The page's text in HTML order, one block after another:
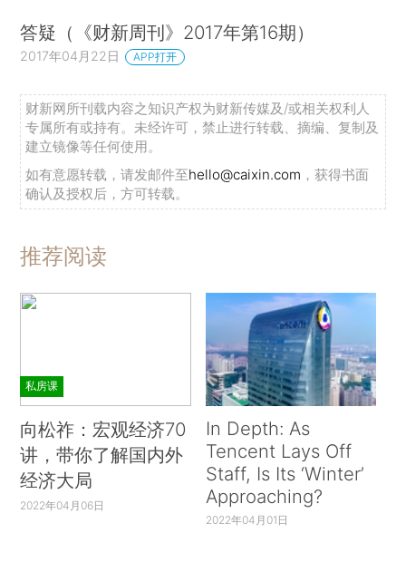
答疑（《财新周刊》2017年第16期）
2017年04月22日 APP打开
财新网所刊载内容之知识产权为财新传媒及/或相关权利人
专属所有或持有。未经许可，禁止进行转载、摘编、复制及
建立镜像等任何使用。
如有意愿转载，请发邮件至hello@caixin.com ，获得书面
确认及授权后，方可转载。
推荐阅读
私房课
向松祚：宏观经济70
讲，带你了解国内外
经济大局
2022年04月06日
In Depth: As
Tencent Lays Off
Staff, Is Its ‘Winter’
Approaching?
2022年04月01日